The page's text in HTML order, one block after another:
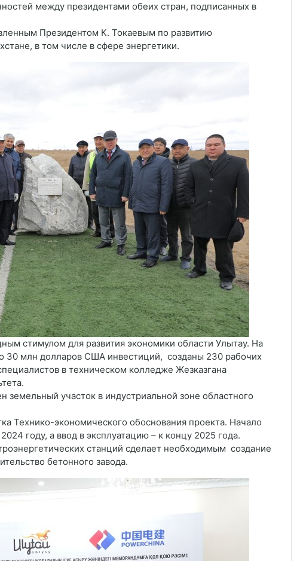
между президентами обеих стран, подписанных в
Президентом К. Токаевым по развитию
в том числе в сфере энергетики.
стимулом для развития экономики области Улытау. На
30 млн долларов США инвестиций, созданы 230 рабочих
в техническом колледже Жезказгана
земельный участок в индустриальной зоне областного
Технико-экономического обоснования проекта. Начало
году, а ввод в эксплуатацию – к концу 2025 года.
станций сделает необходимым создание
бетонного завода.